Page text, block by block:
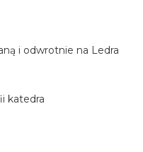
i odwrotnie na Ledra
katedra